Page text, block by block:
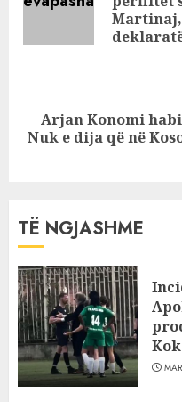
Next
post:
Arjan Konomi
Nuk e dija që në
TË NGJASHME